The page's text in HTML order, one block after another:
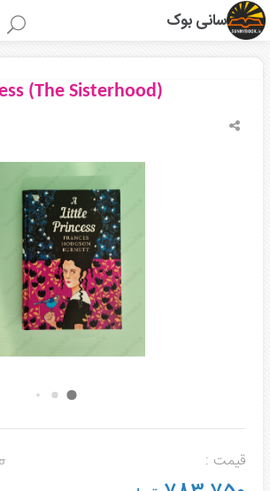
سانی بوک
(The Sisterhood)
قیمت :